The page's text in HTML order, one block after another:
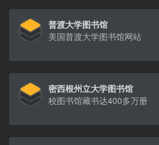
普渡大学图书馆
美国普渡大学图书馆网站
密西根州立大学图书馆
校图书馆藏书达400多万册